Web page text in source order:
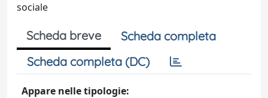
sociale
Scheda breve
Scheda completa
Scheda completa (DC)
Appare nelle tipologie: